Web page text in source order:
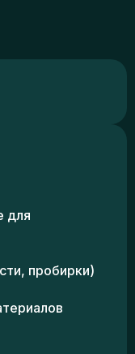
для
пробирки)